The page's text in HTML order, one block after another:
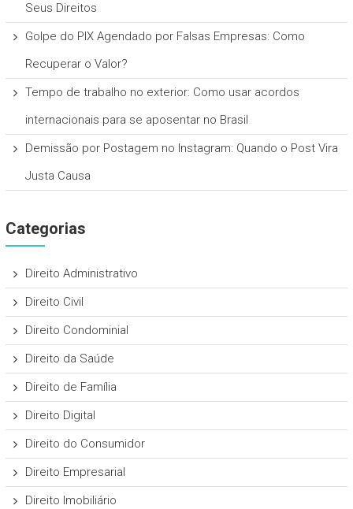
Seus Direitos
Golpe do PIX Agendado por Falsas Empresas: Como
Recuperar o Valor?
Tempo de trabalho no exterior: Como usar acordos
internacionais para se aposentar no Brasil
Demissão por Postagem no Instagram: Quando o Post Vira
Justa Causa
Categorias
Direito Administrativo
Direito Civil
Direito Condominial
Direito da Saúde
Direito de Família
Direito Digital
Direito do Consumidor
Direito Empresarial
Direito Imobiliário